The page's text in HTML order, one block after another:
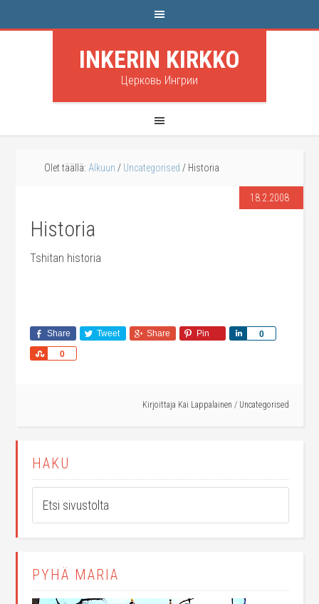
INKERIN KIRKKO
Церковь Ингрии
Olet täällä: Alkuun / Uncategorised / Historia
18.2.2008
Historia
Tshitan historia
Share Tweet Share Pin 0
Share
0
Share
Kirjoittaja Kai Lappalainen / Uncategorised
HAKU
PYHÄ MARIA